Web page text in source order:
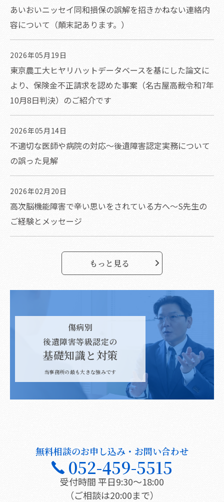
あいおいニッセイ同和損保の誤解を招きかねない連絡内
容について（顛末記あります。）
2026年05月19日
東京農工大ヒヤリハットデータベースを基にした論文に
より、保険金不正請求を認めた事案（名古屋高裁令和7年
10月8日判決）のご紹介です
2026年05月14日
不適切な医師や病院の対応～後遺障害認定実務について
の誤った見解
2026年02月20日
高次脳機能障害で辛い思いをされている方へ～S先生の
ご経験とメッセージ
もっと見る
傷病別
後遺障害等級認定の
基礎知識と対策
当事務所の最も大きな強みです
無料相談のお申し込み・お問い合わせ
052-459-5515
受付時間 平日9:30〜18:00
（ご相談は20:00まで）